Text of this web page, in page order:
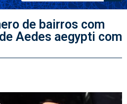
de bairros com
Aedes aegypti com